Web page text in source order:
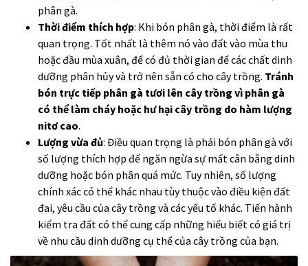
phân gà.
Thời điểm thích hợp: Khi bón phân gà, thời điểm là rất
quan trọng. Tốt nhất là thêm nó vào đất vào mùa thu
hoặc đầu mùa xuân, để có đủ thời gian để các chất dinh
dưỡng phân hủy và trở nên sẵn có cho cây trồng. Tránh
bón trực tiếp phân gà tươi lên cây trồng vì phân gà
có thể làm cháy hoặc hư hại cây trồng do hàm lượng
nitơ cao.
Lượng vừa đủ: Điều quan trọng là phải bón phân gà với
số lượng thích hợp để ngăn ngừa sự mất cân bằng dinh
dưỡng hoặc bón phân quá mức. Tuy nhiên, số lượng
chính xác có thể khác nhau tùy thuộc vào điều kiện đất
đai, yêu cầu của cây trồng và các yếu tố khác. Tiến hành
kiểm tra đất có thể cung cấp những hiểu biết có giá trị
về nhu cầu dinh dưỡng cụ thể của cây trồng của bạn.